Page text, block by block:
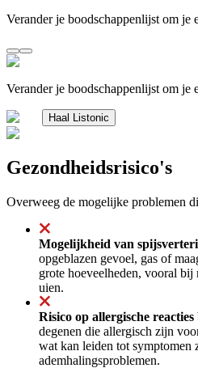
Verander je boodschappenlijst om je
Verander je boodschappenlijst om je
Haal Listonic
Gezondheidsrisico's
Overweeg de mogelijke problemen
Mogelijkheid van
opgeblazen gevoel, gas of
grote hoeveelheden, vooral
uien.
Risico op allergische reacties
degenen die allergisch zijn
wat kan leiden tot
ademhalingsproblemen.